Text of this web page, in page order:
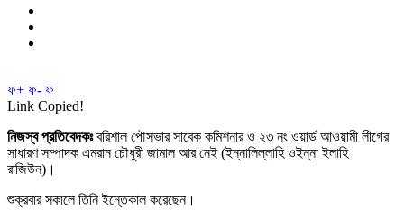
ফ+ ফ- ফ
Link Copied!
নিজস্ব প্রতিবেদকঃবরিশাল পৌসভার সাবেক কমিশনার ও ২৩ নং ওয়ার্ড আওয়ামী লীগের
সাধারণ সম্পাদক এমরান চৌধুরী জামাল আর নেই (ইন্নালিল্লাহি ওইন্না ইলাহি
রাজিউন)।
শুক্রবার সকালে তিনি ইন্তেকাল করেছেন।